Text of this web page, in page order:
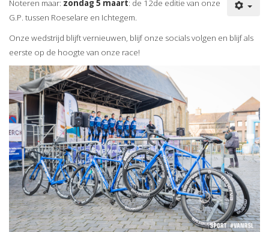
Noteren maar: zondag 5 maart: de 12de editie van onze
G.P. tussen Roeselare en Ichtegem.
Onze wedstrijd blijft vernieuwen, blijf onze socials volgen en blijf als
eerste op de hoogte van onze race!